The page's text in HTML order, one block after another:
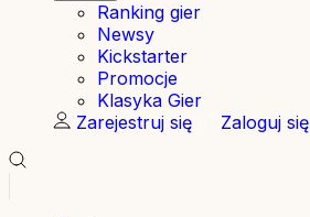
Ranking gier
Newsy
Kickstarter
Promocje
Klasyka Gier
Zarejestruj się
Zaloguj się